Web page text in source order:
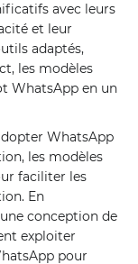
avec leurs
et leur
adaptés,
les modèles
WhatsApp en un
WhatsApp
les modèles
faciliter les
En
conception de
exploiter
pour